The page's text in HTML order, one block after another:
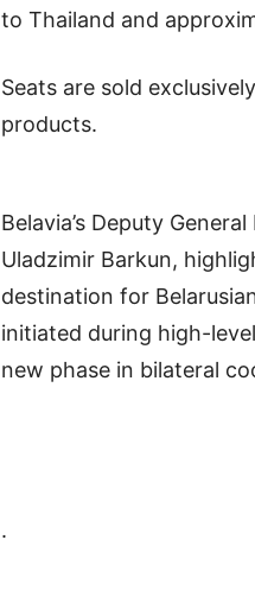
to Thailand and
Seats are sold
products.
Belavia’s Deputy
Uladzimir Barkun,
destination for
initiated during high-
new phase in bilateral
.